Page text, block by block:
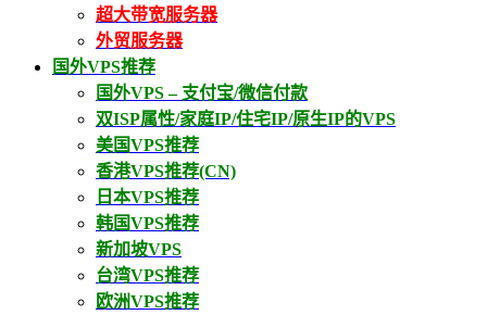
超大带宽服务器
外贸服务器
国外VPS推荐
国外VPS – 支付宝/微信付款
双ISP属性/家庭IP/住宅IP/原生IP的VPS
美国VPS推荐
香港VPS推荐(CN)
日本VPS推荐
韩国VPS推荐
新加坡VPS
台湾VPS推荐
欧洲VPS推荐